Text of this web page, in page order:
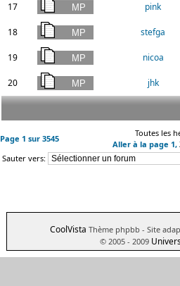
17 pink
18 stefga
19 nicoa
20 jhk
Page 1 sur 3545
Toutes les
Aller à la page 1,
Sauter vers:
CoolVista Thème phpbb - Site
© 2005 - 2009